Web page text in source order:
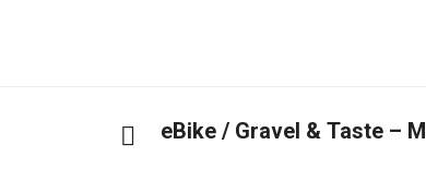
eBike / Gravel & Taste –